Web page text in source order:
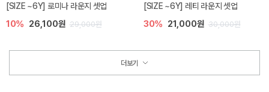
[SIZE ~6Y] 로미나 라운지 셋업
10% 26,100원 29,000원
[SIZE ~6Y] 레티 라운지 셋업
30% 21,000원 30,000원
더보기